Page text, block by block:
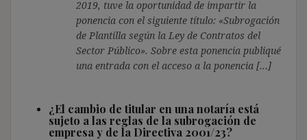
2019, tuve la oportunidad de impartir la
ponencia con el siguiente título: «Subrogación
de Plantilla según la Ley de Contratos del
Sector Público». Sobre esta ponencia publiqué
una entrada con el acceso a la ponencia […]
¿El cambio de titular en una notaría está
sujeto a las reglas de la subrogación de
empresa y de la Directiva 2001/23?